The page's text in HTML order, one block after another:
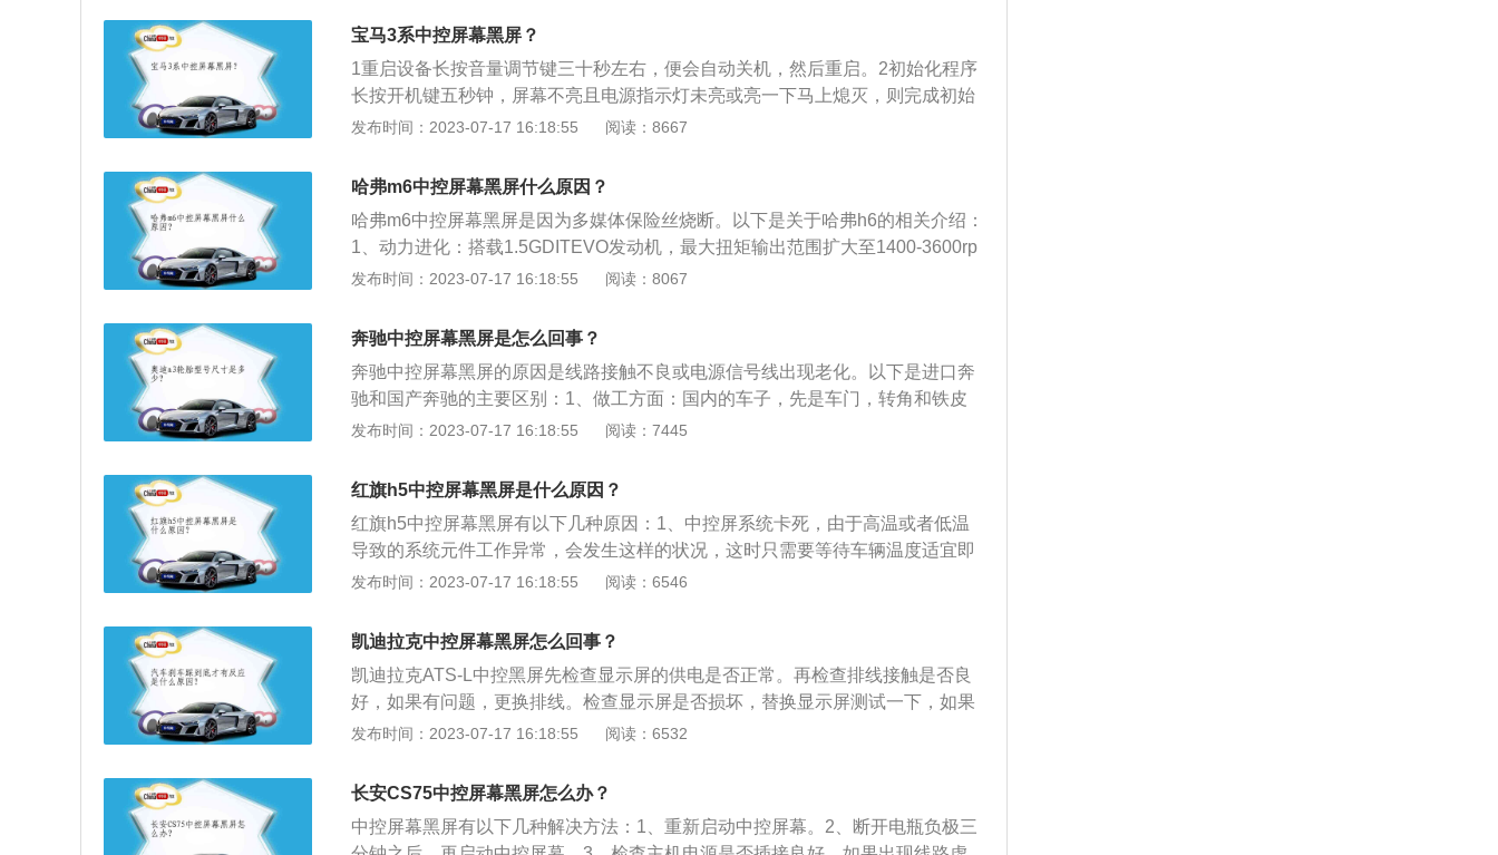
查，找专业人员维修。
没图像，应该是DVD坏。蓄电池故障：有可能是蓄电池亏电严重导致车辆上的用
电设备无法正常使用。电缆故障：如果是有电就是黑屏不亮，有可能是汽车导航
电缆损坏所致，随着使用时间长久，很多线路都会有老化的迹象。
宝马3系中控屏幕黑屏？
1重启设备长按音量调节键三十秒左右，便会自动关机，然后重启。2初始化程序
长按开机键五秒钟，屏幕不亮且电源指示灯未亮或亮一下马上熄灭，则完成初始
化。3重新开机重新打开设备，即可解决黑屏。
发布时间：2023-07-17 16:18:55 阅读：8667
哈弗m6中控屏幕黑屏什么原因？
哈弗m6中控屏幕黑屏是因为多媒体保险丝烧断。以下是关于哈弗h6的相关介绍：
1、动力进化：搭载1.5GDITEVO发动机，最大扭矩输出范围扩大至1400-3600rp
m，并匹配第二代7DCT变速器，综合传动效率高达95.6%。2、安全进化：提
安全气囊，且热成型刚强度高达2000Mpa。3、设计进化：历经3代光华流转的荣
耀沉淀，第三代哈弗H6拥有强大气场；东方式未来美学设计语言，外观线条也将
强劲的动感力量彰显无遗，同时，内饰采用超感未来智慧座舱设计。
发布时间：2023-07-17 16:18:55 阅读：8067
奔驰中控屏幕黑屏是怎么回事？
奔驰中控屏幕黑屏的原因是线路接触不良或电源信号线出现老化。以下是进口奔
驰和国产奔驰的主要区别：1、做工方面：国内的车子，先是车门，转角和铁皮
金属的处理都非常的粗糙，再到驾驶座部分，油门和刹车的踏板还有方向盘底
保护。国产奔驰存在偷工减料的现象，进口很少会有这种情况。2、精细方面：
国产奔驰的底盘和一些塑料的拼装部分，很多应该拧上螺丝的地方并没有螺丝。
3、配置方面：国产配置要比进口贵。
发布时间：2023-07-17 16:18:55 阅读：7445
红旗h5中控屏幕黑屏是什么原因？
红旗h5中控屏幕黑屏有以下几种原因：1、中控屏系统卡死，由于高温或者低温
导致的系统元件工作异常，会发生这样的状况，这时只需要等待车辆温度适宜即
可恢复。2、中控屏幕黑屏被认为关闭，此时只需要按下开关键就能开启。3、车
盒里面更换保险丝即可。4、检查一下显示屏的供电是否正常，如果供电不正
常，需要更换供电模块，再检查排线接触是否良好。
发布时间：2023-07-17 16:18:55 阅读：6546
凯迪拉克中控屏幕黑屏怎么回事？
凯迪拉克ATS-L中控黑屏先检查显示屏的供电是否正常。再检查排线接触是否良
好，如果有问题，更换排线。检查显示屏是否损坏，替换显示屏测试一下，如果
恢复正常，显示屏损坏。如果一样，供电正常，排线接触良好，检查主板的视频
控制汽车空调、音响等舒适娱乐装置的地方。汽车中控包括中央控制门锁系统，
驾驶员可以通过汽车中控系统控制整车车门开关及玻璃升降系统。2、中央控制
门锁系统主要有中央控制、速度控制、单独控制三个功能。驾驶员可以控制所有
发布时间：2023-07-17 16:18:55 阅读：6532
长安CS75中控屏幕黑屏怎么办？
中控屏幕黑屏有以下几种解决方法：1、重新启动中控屏幕。2、断开电瓶负极三